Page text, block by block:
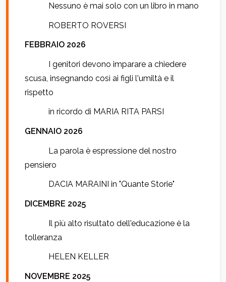
Nessuno è mai solo con un libro in mano
ROBERTO ROVERSI
FEBBRAIO 2026
I genitori devono imparare a chiedere
scusa, insegnando così ai figli l'umiltà e il
rispetto
in ricordo di MARIA RITA PARSI
GENNAIO 2026
La parola è espressione del nostro
pensiero
DACIA MARAINI in "Quante Storie"
DICEMBRE 2025
Il più alto risultato dell'educazione è la
tolleranza
HELEN KELLER
NOVEMBRE 2025